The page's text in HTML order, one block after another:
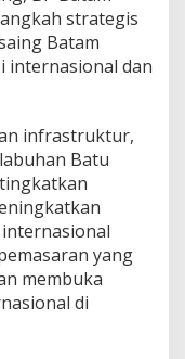
strategis
Batam
internasional dan
infrastruktur,
Batu
yang
membuka
di